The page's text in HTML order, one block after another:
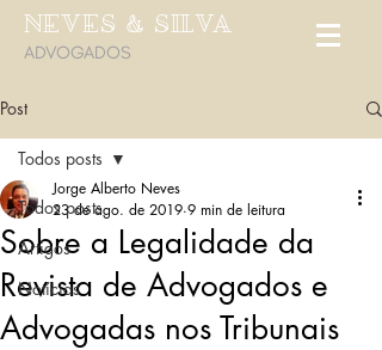
NEVES & SILVA
ADVOGADOS
Post
Todos posts
Artigos
Notícias
Todos posts
Sobre a Legalidade da
Revista de Advogados e
Advogadas nos Tribunais
Jorge Alberto Neves
23 de ago. de 2019 9 min de leitura